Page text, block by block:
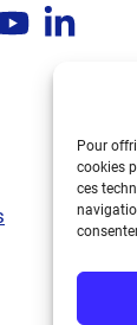
Pour
cookies
ces